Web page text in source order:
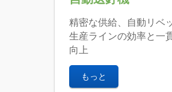
精密な供給、自動リベ
生産ラインの効率と一
向上
もっと